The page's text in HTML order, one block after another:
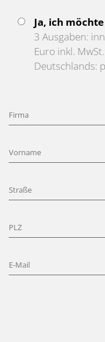
Ja, ich
3 Ausgaben:
Euro inkl.
Deutschlands: